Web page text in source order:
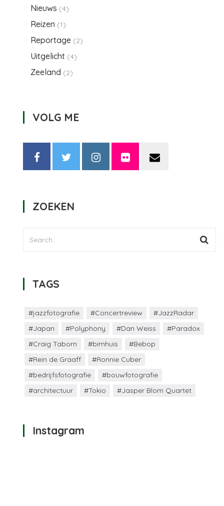
Nieuws (4)
Reizen (1)
Reportage (2)
Uitgelicht (4)
Zeeland (2)
VOLG ME
ZOEKEN
TAGS
#jazzfotografie #Concertreview
#JazzRadar
#Japan
#Polyphony #Dan Weiss
#Paradox
#Craig Taborn
#bimhuis
#Bebop
#Rein de Graaff
#Ronnie Cuber
#bedrijfsfotografie
#bouwfotografie
#architectuur
#Tokio #Jasper Blom Quartet
Instagram